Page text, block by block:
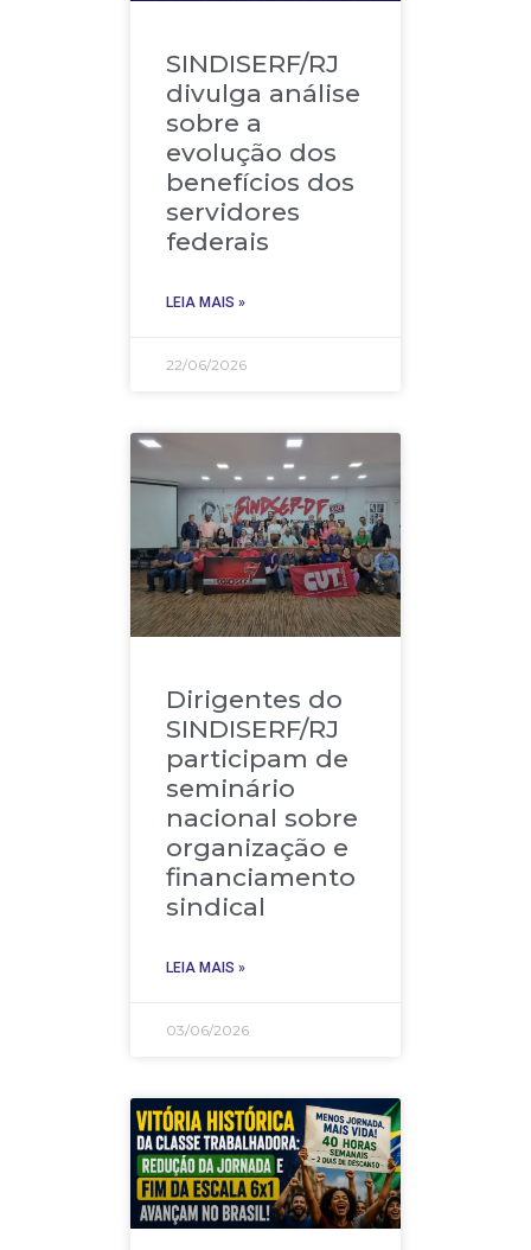
SINDISERF/RJ
divulga análise
sobre a
evolução dos
benefícios dos
servidores
federais
LEIA MAIS »
22/06/2026
Dirigentes do
SINDISERF/RJ
participam de
seminário
nacional sobre
organização e
financiamento
sindical
LEIA MAIS »
03/06/2026